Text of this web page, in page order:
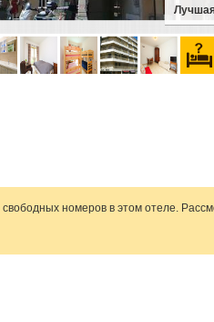
номеров в этом отеле.